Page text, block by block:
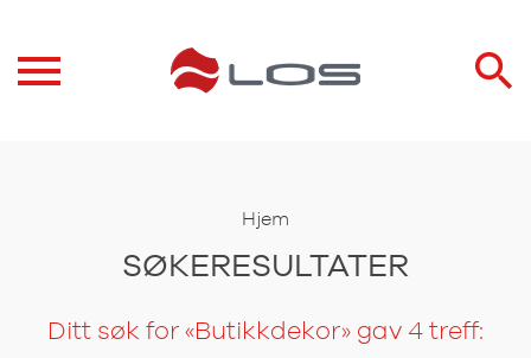
Hjem
SØKERESULTATER
Ditt søk for «Butikkdekor» gav 4 treff: